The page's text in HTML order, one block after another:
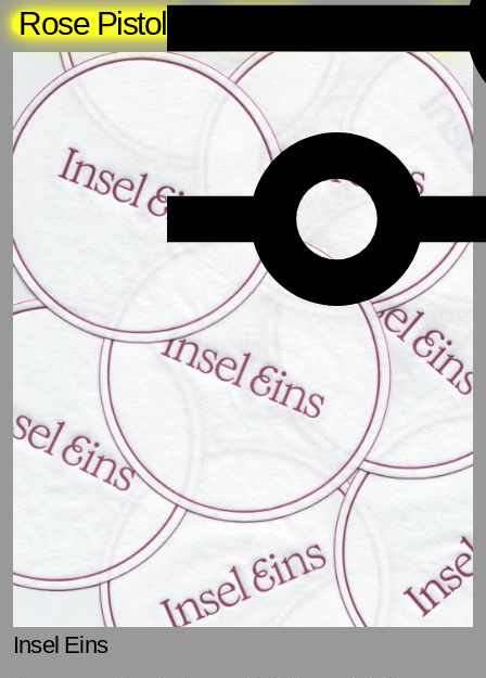
Rose Pistola
Insel Eins